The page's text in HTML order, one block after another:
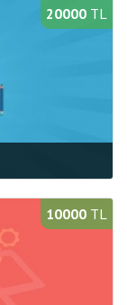
Açılacak Gruplar
20000 TL
10000 TL